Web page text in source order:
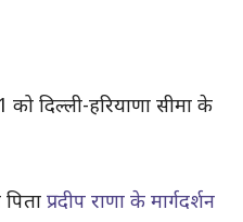
दिल्ली-हरियाणा सीमा के
प्रदीप राणा के मार्गदर्शन